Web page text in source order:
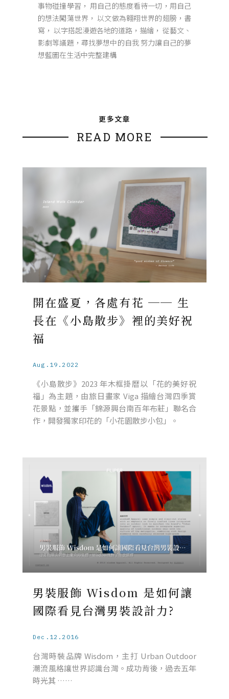
事物碰撞學習， 用自己的態度看待一切，用自己
的想法闖蕩世界， 以文做為翱翔世界的翅膀，書
寫， 以字搭起漫遊各地的道路，描繪， 從藝文、
影劇等議題，尋找夢想中的自我 努力讓自己的夢
想藍圖在生活中完整建構
更多文章
READ MORE
開在盛夏，各處有花 ── 生
長在《小島散步》裡的美好祝
福
Aug.19.2022
《小島散步》2023 年木框掛曆以「花的美好祝
福」為主題，由旅日畫家 Viga 描繪台灣四季賞
花景點，並攜手「錦源興台南百年布莊」聯名合
作，開發獨家印花的「小花園散步小包」。
男裝服飾 Wisdom 是如何讓
國際看見台灣男裝設計力?
Dec.12.2016
台灣時裝品牌 Wisdom，主打 Urban Outdoor
潮流風格讓世界認識台灣。成功背後，過去五年
時光其 ……